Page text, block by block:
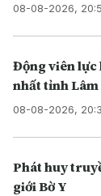
08-08-2026,
Động viên lực
nhất tỉnh
08-08-2026,
Phát huy
giới Bờ Y